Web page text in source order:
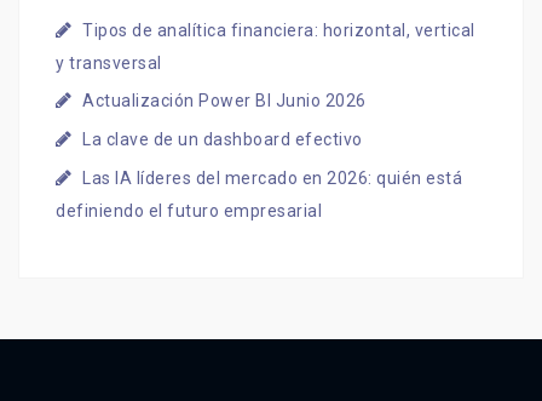
Tipos de analítica financiera: horizontal, vertical
y transversal
Actualización Power BI Junio 2026
La clave de un dashboard efectivo
Las IA líderes del mercado en 2026: quién está
definiendo el futuro empresarial